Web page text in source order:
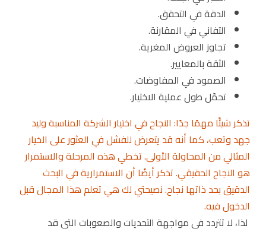
الدقة في التحقق.
التفاني في المقارنة.
تجاوز العروض المغرية.
الثقة بالمعايير.
الصمود في المفاوضات.
تحمّل طول عملية الاختيار.
تذكر شيئًا مهمًا جدًا: النجاح في اختيار الشركة المناسبة وليد
جهد وتعب، كما أنه قد يتعرض للفشل في العثور على الخيار
المثالي من المحاولة الأولى. تخطي هذه المرحلة والاستمرار
هو النجاح الحقيقي. تذكر أيضًا أن الاستمرارية في البحث
الدقيق بحد ذاتها نجاح. نصيحتي لك هي تعلم هذا المجال قبل
الدخول فيه.
لذا، لا تتردد في مواجهة التحديات والصعوبات التي قد